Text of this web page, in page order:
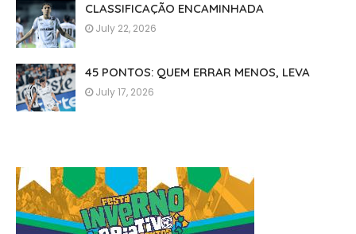
CLASSIFICAÇÃO ENCAMINHADA
July 22, 2026
45 PONTOS: QUEM ERRAR MENOS, LEVA
July 17, 2026